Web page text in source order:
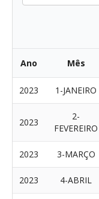
Ano Mês
2023 1-JANEIRO
2023
2-
FEVEREIRO
2023 3-MARÇO
2023 4-ABRIL